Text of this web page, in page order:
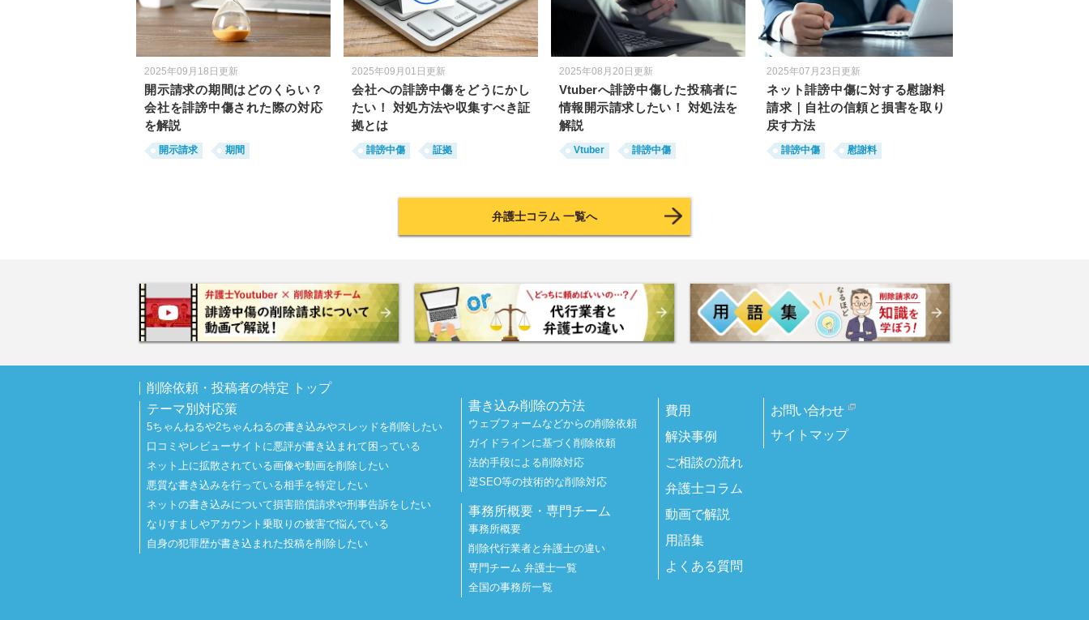
2025年09月18日更新
開示請求の期間はどのくらい？
会社を誹謗中傷された際の対応
を解説
開示請求 期間
2025年09月01日更新
会社への誹謗中傷をどうにかし
たい！ 対処方法や収集すべき証
拠とは
誹謗中傷 証拠
2025年08月20日更新
Vtuberへ誹謗中傷した投稿者に
情報開示請求したい！ 対処法を
解説
Vtuber 誹謗中傷
2025年07月23日更新
ネット誹謗中傷に対する慰謝料
請求｜自社の信頼と損害を取り
戻す方法
誹謗中傷 慰謝料
弁護士コラム 一覧へ
削除依頼・投稿者の特定 トップ
テーマ別対応策
5ちゃんねるや2ちゃんねるの書き込みやスレッドを削除したい
口コミやレビューサイトに悪評が書き込まれて困っている
ネット上に拡散されている画像や動画を削除したい
悪質な書き込みを行っている相手を特定したい
ネットの書き込みについて損害賠償請求や刑事告訴をしたい
なりすましやアカウント乗取りの被害で悩んでいる
自身の犯罪歴が書き込まれた投稿を削除したい
書き込み削除の方法
ウェブフォームなどからの削除依頼
ガイドラインに基づく削除依頼
法的手段による削除対応
逆SEO等の技術的な削除対応
事務所概要・専門チーム
事務所概要
削除代行業者と弁護士の違い
専門チーム 弁護士一覧
全国の事務所一覧
費用
解決事例
ご相談の流れ
弁護士コラム
動画で解説
用語集
よくある質問
お問い合わせ
サイトマップ